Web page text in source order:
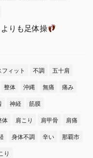
りも足体操
ィット 不調
五十肩
整体 沖縄 無痛
痛み
神経
筋膜
体 肩こり 肩甲骨
肩痛
身体不調 辛い
那覇市
り